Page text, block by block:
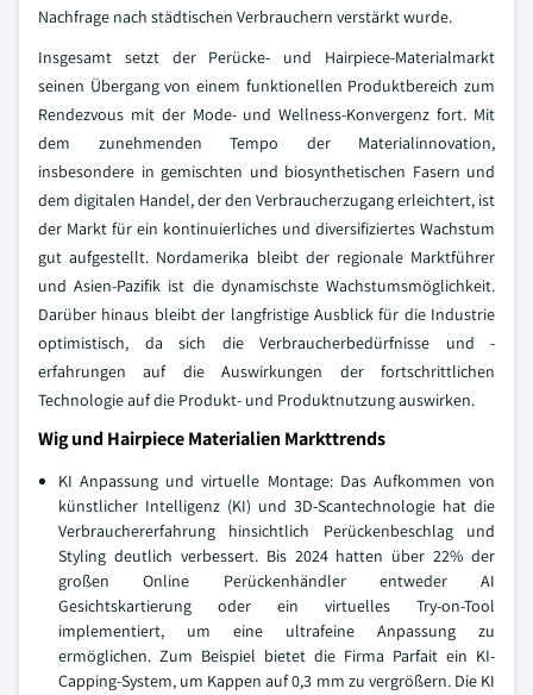
Nachfrage nach städtischen Verbrauchern verstärkt wurde.
Insgesamt setzt der Perücke- und Hairpiece-Materialmarkt
seinen Übergang von einem funktionellen Produktbereich zum
Rendezvous mit der Mode- und Wellness-Konvergenz fort. Mit
dem zunehmenden Tempo der Materialinnovation,
insbesondere in gemischten und biosynthetischen Fasern und
dem digitalen Handel, der den Verbraucherzugang erleichtert, ist
der Markt für ein kontinuierliches und diversifiziertes Wachstum
gut aufgestellt. Nordamerika bleibt der regionale Marktführer
und Asien-Pazifik ist die dynamischste Wachstumsmöglichkeit.
Darüber hinaus bleibt der langfristige Ausblick für die Industrie
optimistisch, da sich die Verbraucherbedürfnisse und -
erfahrungen auf die Auswirkungen der fortschrittlichen
Technologie auf die Produkt- und Produktnutzung auswirken.
Wig und Hairpiece Materialien Markttrends
KI Anpassung und virtuelle Montage: Das Aufkommen von
künstlicher Intelligenz (KI) und 3D-Scantechnologie hat die
Verbrauchererfahrung hinsichtlich Perückenbeschlag und
Styling deutlich verbessert. Bis 2024 hatten über 22% der
großen Online Perückenhändler entweder AI
Gesichtskartierung oder ein virtuelles Try-on-Tool
implementiert, um eine ultrafeine Anpassung zu
ermöglichen. Zum Beispiel bietet die Firma Parfait ein KI-
Capping-System, um Kappen auf 0,3 mm zu vergrößern. Die KI